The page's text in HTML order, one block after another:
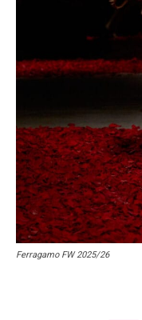
Ferragamo FW 2025/26